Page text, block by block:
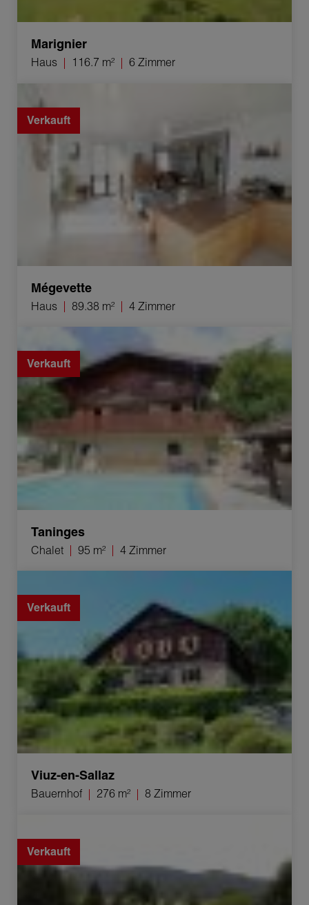
Marignier
Haus 116.7 m² 6 Zimmer
Verkauft
Mégevette
Haus 89.38 m² 4 Zimmer
Verkauft
Taninges
Chalet 95 m² 4 Zimmer
Verkauft
Viuz-en-Sallaz
Bauernhof 276 m² 8 Zimmer
Verkauft